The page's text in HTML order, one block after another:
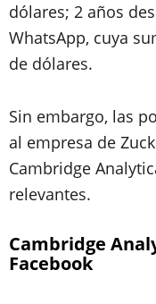
dólares; 2 años
WhatsApp, cuya
de dólares.
Sin embargo, las
al empresa de
Cambridge
relevantes.
Cambridge
Facebook